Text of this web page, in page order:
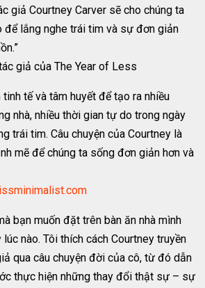
giả Courtney Carver sẽ cho chúng ta
để lắng nghe trái tim và sự đơn giản
giả của The Year of Less
tế và tâm huyết để tạo ra nhiều
nhà, nhiều thời gian tự do trong ngày
trái tim. Câu chuyện của Courtney là
mẽ để chúng ta sống đơn giản hơn và
bạn muốn đặt trên bàn ăn nhà mình
nào. Tôi thích cách Courtney truyền
qua câu chuyện đời của cô, từ đó dẫn
thực hiện những thay đổi thật sự – sự